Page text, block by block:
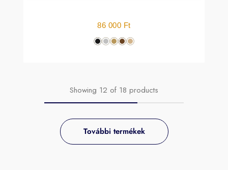
86 000 Ft
Showing 12 of 18 products
További termékek